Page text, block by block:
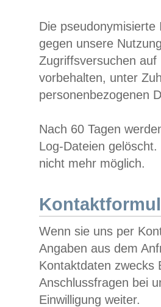
Die
gegen unsere
Zugriffsversuchen
vorbehalten, unter
personenbezogenen
Nach 60 Tagen
Log-Dateien
nicht mehr möglich.
Wenn sie uns per
Angaben aus dem
Kontaktdaten zwecks
Anschlussfragen bei
Einwilligung weiter.